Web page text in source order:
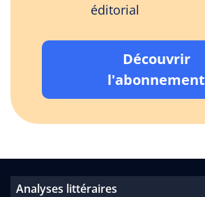
éditorial
Découvrir
l'abonnement
Analyses littéraires